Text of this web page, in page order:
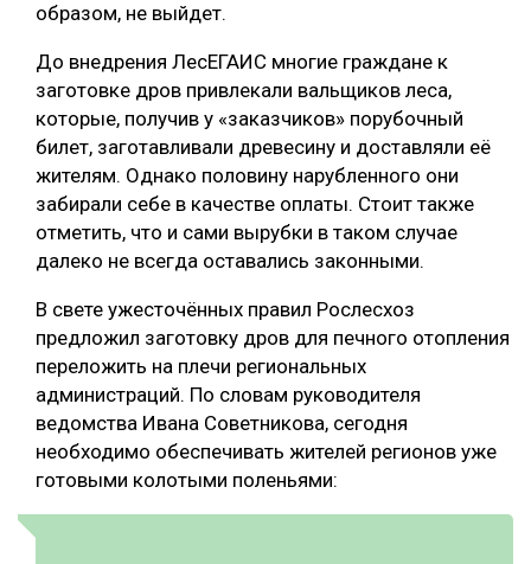
образом, не выйдет.
До внедрения ЛесЕГАИС многие граждане к
заготовке дров привлекали вальщиков леса,
которые, получив у «заказчиков» порубочный
билет, заготавливали древесину и доставляли её
жителям. Однако половину нарубленного они
забирали себе в качестве оплаты. Стоит также
отметить, что и сами вырубки в таком случае
далеко не всегда оставались законными.
В свете ужесточённых правил Рослесхоз
предложил заготовку дров для печного отопления
переложить на плечи региональных
администраций. По словам руководителя
ведомства Ивана Советникова, сегодня
необходимо обеспечивать жителей регионов уже
готовыми колотыми поленьями: